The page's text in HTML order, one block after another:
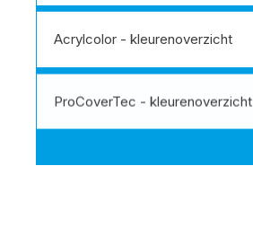
Acrylcolor - kleurenoverzicht
Download bestand
ProCoverTec - kleurenoverzicht
Download bestand